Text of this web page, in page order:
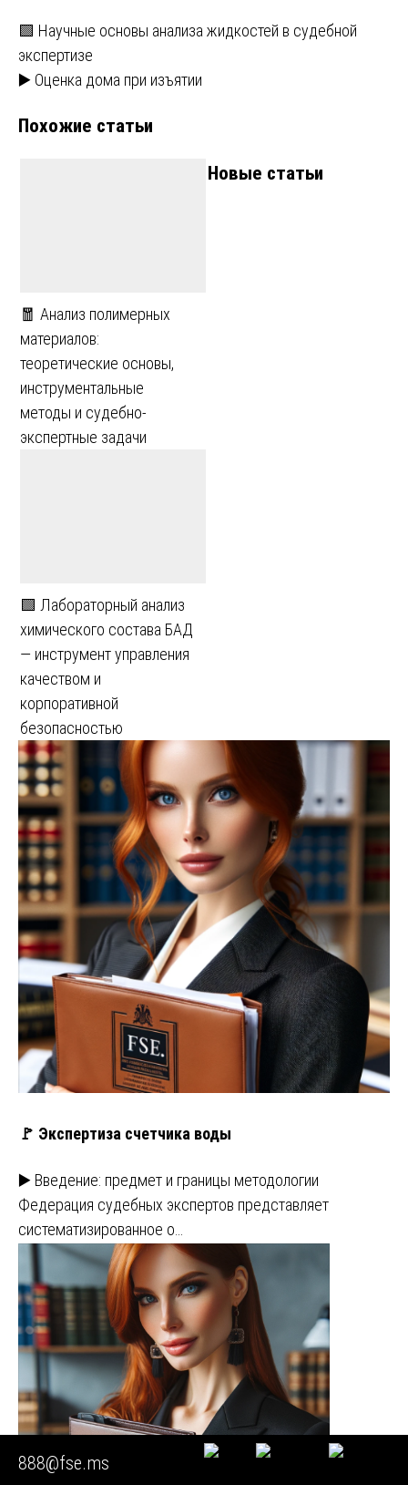
Навигация
по
🟩 Научные основы анализа жидкостей в судебной
экспертизе
▶️ Оценка дома при изъятии
Похожие статьи
🧧 Анализ полимерных
материалов:
теоретические основы,
инструментальные
методы и судебно-
экспертные задачи
🟩 Лабораторный анализ
химического состава БАД
— инструмент управления
качеством и
корпоративной
безопасностью
Новые статьи
🚩 Экспертиза счетчика воды
▶️ Введение: предмет и границы методологии
Федерация судебных экспертов представляет
систематизированное о…
888@fse.ms